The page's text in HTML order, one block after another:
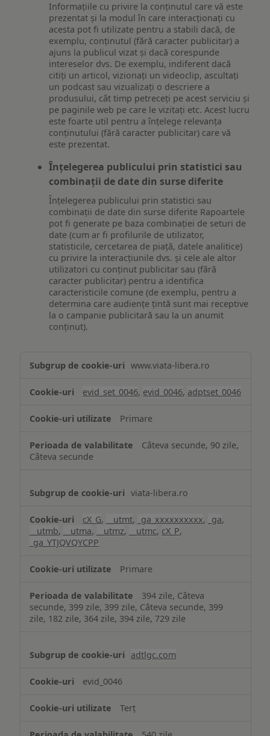
Informațiile cu privire la conținutul care vă este
prezentat și la modul în care interacționați cu
acesta pot fi utilizate pentru a stabili dacă, de
exemplu, conținutul (fără caracter publicitar) a
ajuns la publicul vizat și dacă corespunde
intereselor dvs. De exemplu, indiferent dacă
citiți un articol, vizionați un videoclip, ascultați
un podcast sau vizualizați o descriere a
produsului, cât timp petreceți pe acest serviciu și
pe paginile web pe care le vizitați etc. Acest lucru
este foarte util pentru a înțelege relevanța
conținutului (fără caracter publicitar) care vă
este prezentat.
Înțelegerea publicului prin statistici sau
combinații de date din surse diferite
Înțelegerea publicului prin statistici sau
combinații de date din surse diferite Rapoartele
pot fi generate pe baza combinației de seturi de
date (cum ar fi profilurile de utilizator,
statisticile, cercetarea de piață, datele analitice)
cu privire la interacțiunile dvs. și cele ale altor
utilizatori cu conținut publicitar sau (fără
caracter publicitar) pentru a identifica
caracteristicile comune (de exemplu, pentru a
determina care audiențe țintă sunt mai receptive
la o campanie publicitară sau la un anumit
conținut).
www.viata-libera.ro
evid_set_0046, evid_0046, adptset_0046
Primare
Câteva secunde, 90 zile,
Câteva secunde
viata-libera.ro
cX_G, __utmt, _ga_xxxxxxxxxx, _ga,
__utmb, __utma, __utmz, __utmc, cX_P,
_ga_YTJQVQYCPP
Primare
394 zile, Câteva
secunde, 399 zile, 399 zile, Câteva secunde, 399
zile, 182 zile, 364 zile, 394 zile, 729 zile
adtlgc.com
evid_0046
Terț